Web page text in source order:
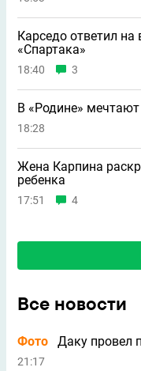
Карседо ответил на
«Спартака»
18:40 3
В «Родине»
18:28
Жена Карпина
ребeнка
17:51 4
Все новости
Фото Даку провел
21:17